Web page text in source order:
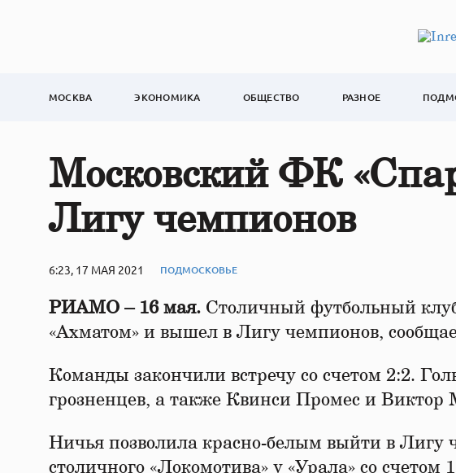
МОСКВА ЭКОНОМИКА ОБЩЕСТВО РАЗНОЕ
Московский ФК
Лигу чемпионов
6:23, 17 МАЯ 2021 ПОДМОСКОВЬЕ
РИАМО – 16 мая. Столичный футбольный
«Ахматом» и вышел в Лигу чемпионов,
Команды закончили встречу со счетом 2:2.
грозненцев, а также Квинси Промес и Виктор
Ничья позволила красно-белым выйти в
столичного «Локомотива» у «Урала» со